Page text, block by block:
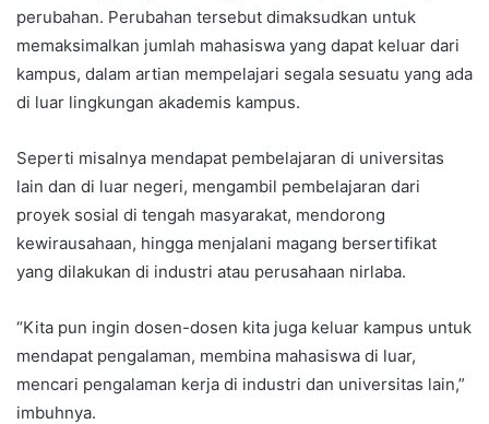
perubahan. Perubahan tersebut dimaksudkan untuk
memaksimalkan jumlah mahasiswa yang dapat keluar dari
kampus, dalam artian mempelajari segala sesuatu yang ada
di luar lingkungan akademis kampus.
Seperti misalnya mendapat pembelajaran di universitas
lain dan di luar negeri, mengambil pembelajaran dari
proyek sosial di tengah masyarakat, mendorong
kewirausahaan, hingga menjalani magang bersertifikat
yang dilakukan di industri atau perusahaan nirlaba.
“Kita pun ingin dosen-dosen kita juga keluar kampus untuk
mendapat pengalaman, membina mahasiswa di luar,
mencari pengalaman kerja di industri dan universitas lain,”
imbuhnya.